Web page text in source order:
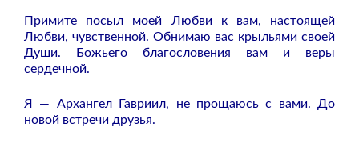
Примите посыл моей Любви к вам, настоящей
Любви, чувственной. Обнимаю вас крыльями своей
Души. Божьего благословения вам и веры
сердечной.
Я — Архангел Гавриил, не прощаюсь с вами. До
новой встречи друзья.